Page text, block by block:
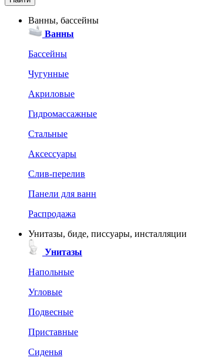
Ванны, бассейны
Ванны
Бассейны
Чугунные
Акриловые
Гидромассажные
Стальные
Аксессуары
Слив-перелив
Панели для ванн
Распродажа
Унитазы, биде, писсуары, инсталляции
Унитазы
Напольные
Угловые
Подвесные
Приставные
Сиденья